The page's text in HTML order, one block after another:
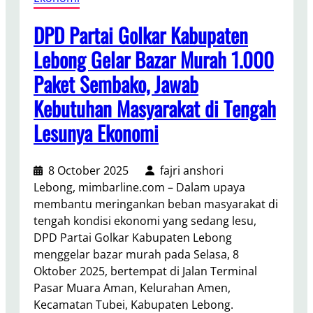
a
r
a
h
:
B
u
t
i
N
y
a
t
a
K
e
u
T
e
n
g
a
h
e
l
a
r
B
a
z
a
DPD Partai Golkar Kabupaten
Lebong Gelar Bazar Murah 1.000
Paket Sembako, Jawab
Kebutuhan Masyarakat di Tengah
Lesunya Ekonomi
8 October 2025
fajri anshori
Lebong, mimbarline.com – Dalam upaya
membantu meringankan beban masyarakat di
tengah kondisi ekonomi yang sedang lesu,
DPD Partai Golkar Kabupaten Lebong
menggelar bazar murah pada Selasa, 8
Oktober 2025, bertempat di Jalan Terminal
Pasar Muara Aman, Kelurahan Amen,
Kecamatan Tubei, Kabupaten Lebong.